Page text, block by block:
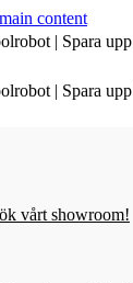
content
| Spara
| Spara
vårt showroom!